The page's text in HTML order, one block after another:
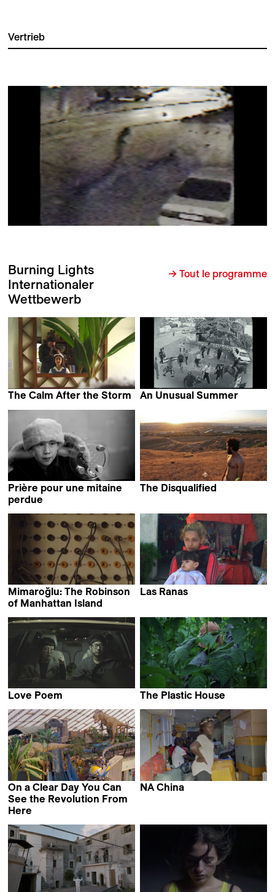
Vertrieb
Burning Lights
Internationaler
Wettbewerb
→ Tout le programme
The Calm After the Storm
An Unusual Summer
Prière pour une mitaine
perdue
The Disqualified
Mimaroğlu: The Robinson
of Manhattan Island
Las Ranas
Love Poem
The Plastic House
On a Clear Day You Can
See the Revolution From
Here
Ben Evans James
NA China